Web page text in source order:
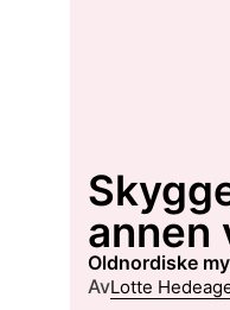
annen
oldnordiske
AvLotte